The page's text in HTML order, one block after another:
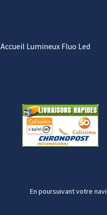
Accueil Lumineux Fluo Led
En poursuivant votre